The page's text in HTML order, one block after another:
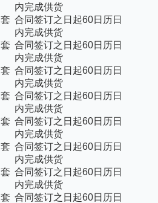
内完成供货
套 合同签订之日起60日历日
内完成供货
套 合同签订之日起60日历日
内完成供货
套 合同签订之日起60日历日
内完成供货
套 合同签订之日起60日历日
内完成供货
套 合同签订之日起60日历日
内完成供货
套 合同签订之日起60日历日
内完成供货
套 合同签订之日起60日历日
内完成供货
套 合同签订之日起60日历日